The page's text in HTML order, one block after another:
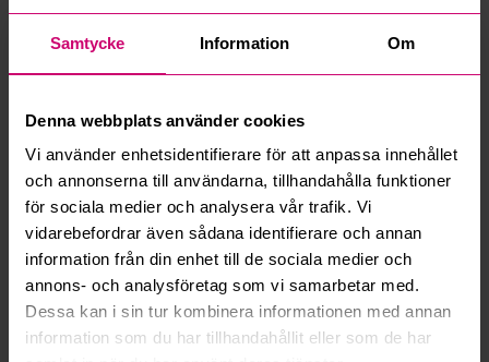
Samtycke Information Om
Denna webbplats använder cookies
Vi använder enhetsidentifierare för att anpassa innehållet
och annonserna till användarna, tillhandahålla funktioner
för sociala medier och analysera vår trafik. Vi
vidarebefordrar även sådana identifierare och annan
information från din enhet till de sociala medier och
annons- och analysföretag som vi samarbetar med.
Dessa kan i sin tur kombinera informationen med annan
information som du har tillhandahållit eller som de har
Hur fungerar budmotorn?
Kan ni frakta mina vunna objekt?
Läs fler frågor och svar
Mer från samma kategori